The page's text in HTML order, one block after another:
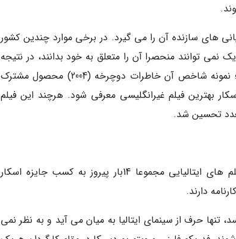
های سازنده آن را می گیرد. در برخی موارد چندین کشور
توانند منحصرا آن را متعلق به خود بدانند، در نتیجه
آن فیلم به رغم شایستگی از حضور در رقابت اسکار بازمی ماند؛ نمونه شاخص آن خاطرات دوچرخه (2004) محصول مشترک
بهترین فیلم غیرانگلیسی معرفی شود. هرچند این فیلم
تحسین شد.
در تمام دوره های برگزاری بخش غیرانگلیسی جوایز اسکار، فیلم های ایتالیایی مجموعا 14بار پیروز به کسب جایزه اسکار
تنها حرف از سینمای ایتالیا به میان می آید و به نظر نمی